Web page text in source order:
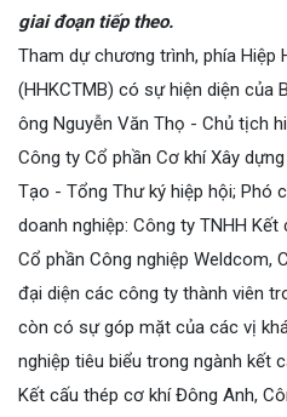
giai đoạn tiếp theo.
Tham dự chương trình, phía Hiệp
(HHKCTMB) có sự hiện diện của
ông Nguyễn Văn Thọ - Chủ tịch
Công ty Cổ phần Cơ khí Xây
Tạo - Tổng Thư ký hiệp hội; Phó
doanh nghiệp: Công ty TNHH
Cổ phần Công nghiệp Weldcom,
đại diện các công ty thành viên
còn có sự góp mặt của các vị
nghiệp tiêu biểu trong ngành kết
Kết cấu thép cơ khí Đông Anh,